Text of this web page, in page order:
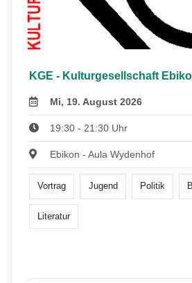
KGE - Kulturgesellschaft
Mi, 19. August 2026
19:30 - 21:30 Uhr
Ebikon - Aula Wydenhof
Vortrag Jugend Politik
Literatur